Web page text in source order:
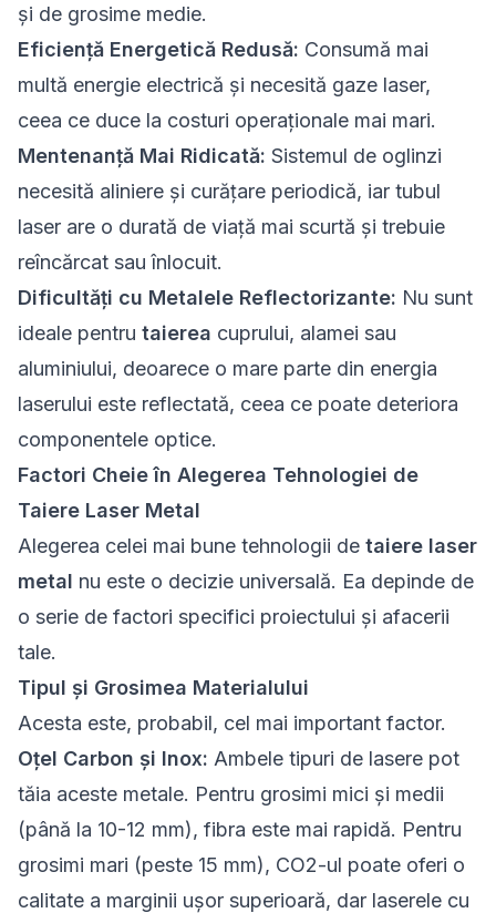
și de grosime medie.
Eficiență Energetică Redusă: Consumă mai
multă energie electrică și necesită gaze laser,
ceea ce duce la costuri operaționale mai mari.
Mentenanță Mai Ridicată: Sistemul de oglinzi
necesită aliniere și curățare periodică, iar tubul
laser are o durată de viață mai scurtă și trebuie
reîncărcat sau înlocuit.
Dificultăți cu Metalele Reflectorizante: Nu sunt
ideale pentru taierea cuprului, alamei sau
aluminiului, deoarece o mare parte din energia
laserului este reflectată, ceea ce poate deteriora
componentele optice.
Factori Cheie în Alegerea Tehnologiei de
Taiere Laser Metal
Alegerea celei mai bune tehnologii de taiere laser
metal nu este o decizie universală. Ea depinde de
o serie de factori specifici proiectului și afacerii
tale.
Tipul și Grosimea Materialului
Acesta este, probabil, cel mai important factor.
Oțel Carbon și Inox: Ambele tipuri de lasere pot
tăia aceste metale. Pentru grosimi mici și medii
(până la 10-12 mm), fibra este mai rapidă. Pentru
grosimi mari (peste 15 mm), CO2-ul poate oferi o
calitate a marginii ușor superioară, dar laserele cu